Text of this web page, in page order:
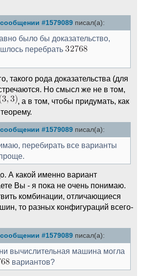
сообщении #1579089 писал(а):
было бы доказательство,
перебрать
такого рода доказательства (для
Но смысл же не в том,
, а в том, чтобы придумать, как
сообщении #1579089 писал(а):
перебирать все варианты
А какой именно вариант
Вы - я пока не очень понимаю.
комбинации, отличающиеся
то разных конфигураций всего-
сообщении #1579089 писал(а):
вычислительная машина могла
вариантов?